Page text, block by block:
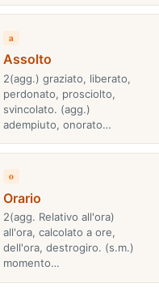
a
Assolto
2(agg.) graziato, liberato,
perdonato, prosciolto,
svincolato. (agg.)
adempiuto, onorato…
o
Orario
2(agg. Relativo all'ora)
all'ora, calcolato a ore,
dell'ora, destrogiro. (s.m.)
momento…